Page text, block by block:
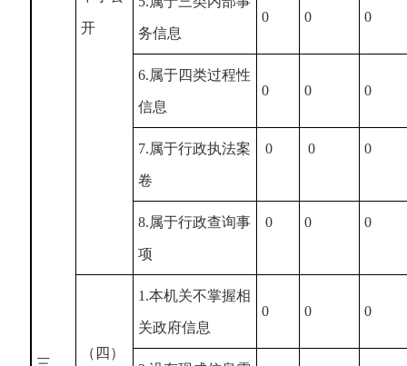
开 务信息
0 0 0
6.属于四类过程性
信息
0 0 0
7.属于行政执法案
卷
0 0 0
8.属于行政查询事
项
0 0 0
（四）
1.本机关不掌握相
关政府信息
0 0 0